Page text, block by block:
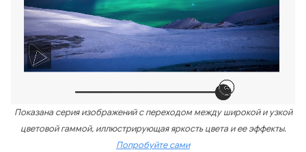
Показана серия изображений с переходом между широкой и узкой
цветовой гаммой, иллюстрирующая яркость цвета и ее эффекты.
Попробуйте сами